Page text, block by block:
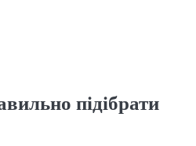
підібрати